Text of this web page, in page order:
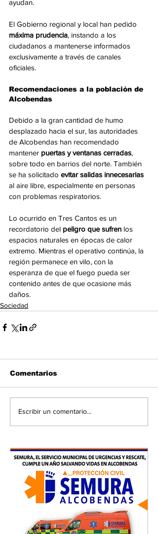
ayudan.
El Gobierno regional y local han pedido
máxima prudencia, instando a los
ciudadanos a mantenerse informados
exclusivamente a través de canales
oficiales.
Recomendaciones a la población de
Alcobendas
Debido a la gran cantidad de humo
desplazado hacia el sur, las autoridades
de Alcobendas han recomendado
mantener puertas y ventanas cerradas,
sobre todo en barrios del norte. También
se ha solicitado evitar salidas innecesarias
al aire libre, especialmente en personas
con problemas respiratorios.
Lo ocurrido en Tres Cantos es un
recordatorio del peligro que sufren los
espacios naturales en épocas de calor
extremo. Mientras el operativo continúa, la
región permanece en vilo, con la
esperanza de que el fuego pueda ser
contenido antes de que ocasione más
daños.
Sociedad
Comentarios
Escribir un comentario...